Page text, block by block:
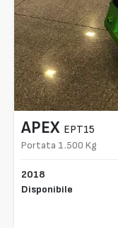
APEX EPT15
Portata 1.500 Kg
2018
Disponibile